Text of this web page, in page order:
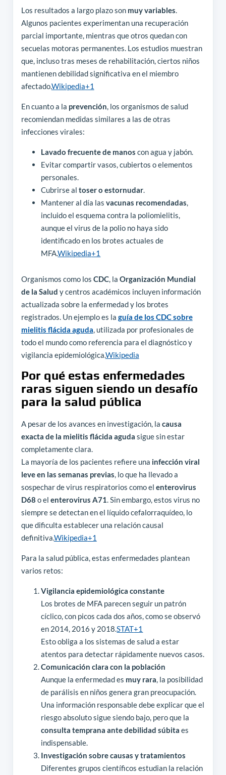
Los resultados a largo plazo son muy variables.
Algunos pacientes experimentan una recuperación
parcial importante, mientras que otros quedan con
secuelas motoras permanentes. Los estudios muestran
que, incluso tras meses de rehabilitación, ciertos niños
mantienen debilidad significativa en el miembro
afectado.Wikipedia+1
En cuanto a la prevención, los organismos de salud
recomiendan medidas similares a las de otras
infecciones virales:
Lavado frecuente de manos con agua y jabón.
Evitar compartir vasos, cubiertos o elementos
personales.
Cubrirse altoser o estornudar.
Mantener al día lasvacunas recomendadas,
incluido el esquema contra la poliomielitis,
aunque el virus de la polio no haya sido
identificado en los brotes actuales de
MFA.Wikipedia+1
Organismos como los CDC, la Organización Mundial
de la Salud y centros académicos incluyen información
actualizada sobre la enfermedad y los brotes
registrados. Un ejemplo es la guía de los CDC sobre
mielitis flácida aguda, utilizada por profesionales de
todo el mundo como referencia para el diagnóstico y
vigilancia epidemiológica.Wikipedia
Por qué estas enfermedades
raras siguen siendo un desafío
para la salud pública
A pesar de los avances en investigación, la causa
exacta de la mielitis flácida aguda sigue sin estar
completamente clara.
La mayoría de los pacientes refiere una infección viral
leve en las semanas previas, lo que ha llevado a
sospechar de virus respiratorios como el enterovirus
D68 o el enterovirus A71. Sin embargo, estos virus no
siempre se detectan en el líquido cefalorraquídeo, lo
que dificulta establecer una relación causal
definitiva.Wikipedia+1
Para la salud pública, estas enfermedades plantean
varios retos:
Vigilancia epidemiológica constante
Los brotes de MFA parecen seguir un patrón
cíclico, con picos cada dos años, como se observó
en 2014, 2016 y 2018.STAT+1
Esto obliga a los sistemas de salud a estar
atentos para detectar rápidamente nuevos casos.
Comunicación clara con la población
Aunque la enfermedad es muy rara, la posibilidad
de parálisis en niños genera gran preocupación.
Una información responsable debe explicar que el
riesgo absoluto sigue siendo bajo, pero que la
consulta temprana ante debilidad súbita es
indispensable.
Investigación sobre causas y tratamientos
Diferentes grupos científicos estudian la relación